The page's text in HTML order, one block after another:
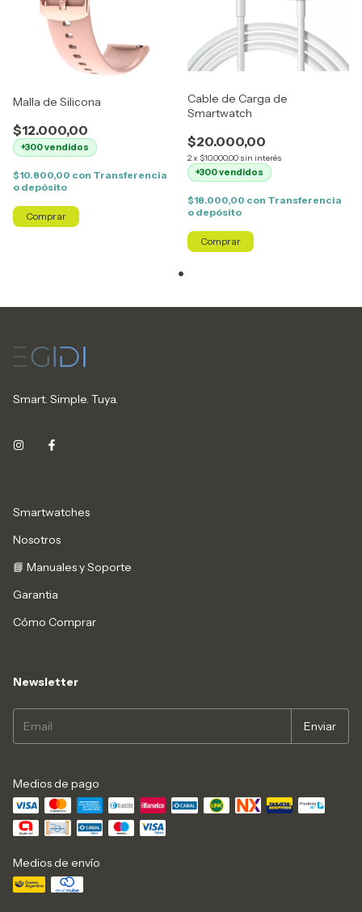
Malla de Silicona
$12.000,00
+300 vendidos
$10.800,00 con Transferencia
o depósito
Comprar
Cable de Carga de
Smartwatch
$20.000,00
2x $10.000,00 sin interés
+300 vendidos
$18.000,00 con Transferencia
o depósito
Comprar
Smart. Simple. Tuya.
Smartwatches
Nosotros
📘 Manuales y Soporte
Garantia
Cómo Comprar
Newsletter
Medios de pago
Medios de envío